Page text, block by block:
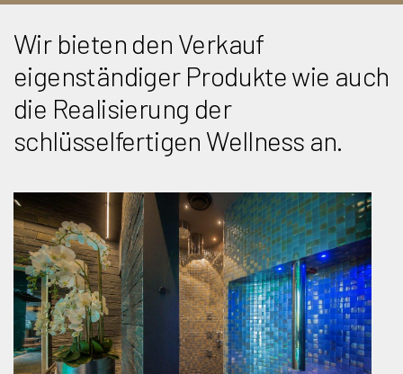
Wir bieten den Verkauf
eigenständiger Produkte wie auch
die Realisierung der
schlüsselfertigen Wellness an.